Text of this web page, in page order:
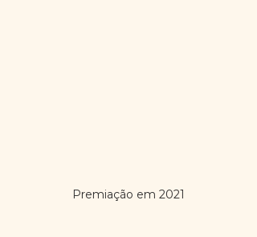
Premiação em 2021